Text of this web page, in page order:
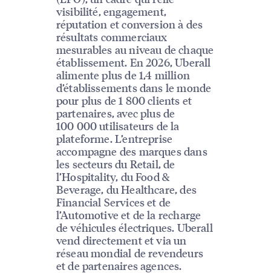
visibilité, engagement,
réputation et conversion à des
résultats commerciaux
mesurables au niveau de chaque
établissement. En 2026, Uberall
alimente plus de 1,4 million
d’établissements dans le monde
pour plus de 1 800 clients et
partenaires, avec plus de
100 000 utilisateurs de la
plateforme. L’entreprise
accompagne des marques dans
les secteurs du Retail, de
l’Hospitality, du Food &
Beverage, du Healthcare, des
Financial Services et de
l’Automotive et de la recharge
de véhicules électriques. Uberall
vend directement et via un
réseau mondial de revendeurs
et de partenaires agences.